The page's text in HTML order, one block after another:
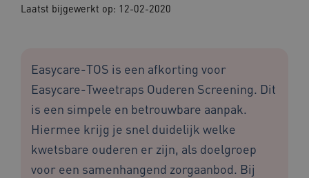
Laatst bijgewerkt op: 12-02-2020
Easycare-TOS is een afkorting voor
Easycare-Tweetraps Ouderen Screening. Dit
is een simpele en betrouwbare aanpak.
Hiermee krijg je snel duidelijk welke
kwetsbare ouderen er zijn, als doelgroep
voor een samenhangend zorgaanbod. Bij